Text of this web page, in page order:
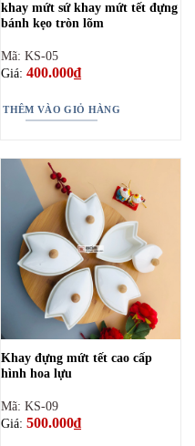
khay mứt sứ khay mứt tết đựng
bánh kẹo tròn lõm
Mã: KS-05
Giá: 400.000₫
THÊM VÀO GIỎ HÀNG
Khay đựng mứt tết cao cấp
hình hoa lựu
Mã: KS-09
Giá: 500.000₫